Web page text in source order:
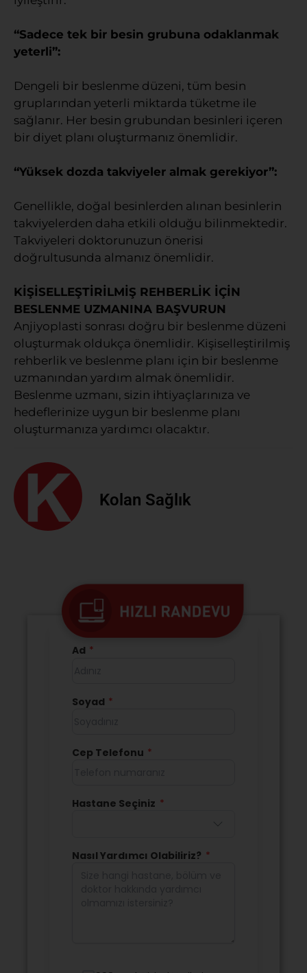
“Sadece tek bir besin grubuna odaklanmak
yeterli”:
Dengeli bir beslenme düzeni, tüm besin
gruplarından yeterli miktarda tüketme ile
sağlanır. Her besin grubundan besinleri içeren
bir diyet planı oluşturmanız önemlidir.
“Yüksek dozda takviyeler almak gerekiyor”:
Genellikle, doğal besinlerden alınan besinlerin
takviyelerden daha etkili olduğu bilinmektedir.
Takviyeleri doktorunuzun önerisi
doğrultusunda almanız önemlidir.
KİŞİSELLEŞTİRİLMİŞ REHBERLİK İÇİN
BESLENME UZMANINA BAŞVURUN
Anjiyoplasti sonrası doğru bir beslenme düzeni
oluşturmak oldukça önemlidir. Kişiselleştirilmiş
rehberlik ve beslenme planı için bir beslenme
uzmanından yardım almak önemlidir.
Beslenme uzmanı, sizin ihtiyaçlarınıza ve
hedeflerinize uygun bir beslenme planı
oluşturmanıza yardımcı olacaktır.
Kolan Sağlık